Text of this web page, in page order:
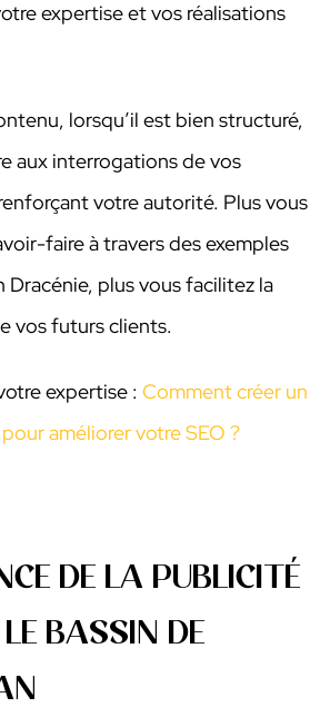
expertise et vos réalisations
lorsqu’il est bien structuré,
aux interrogations de vos
votre autorité. Plus vous
faire à travers des exemples
Dracénie, plus vous facilitez la
vos futurs clients.
expertise : Comment créer un
améliorer votre SEO ?
DE LA PUBLICITÉ
LE BASSIN DE